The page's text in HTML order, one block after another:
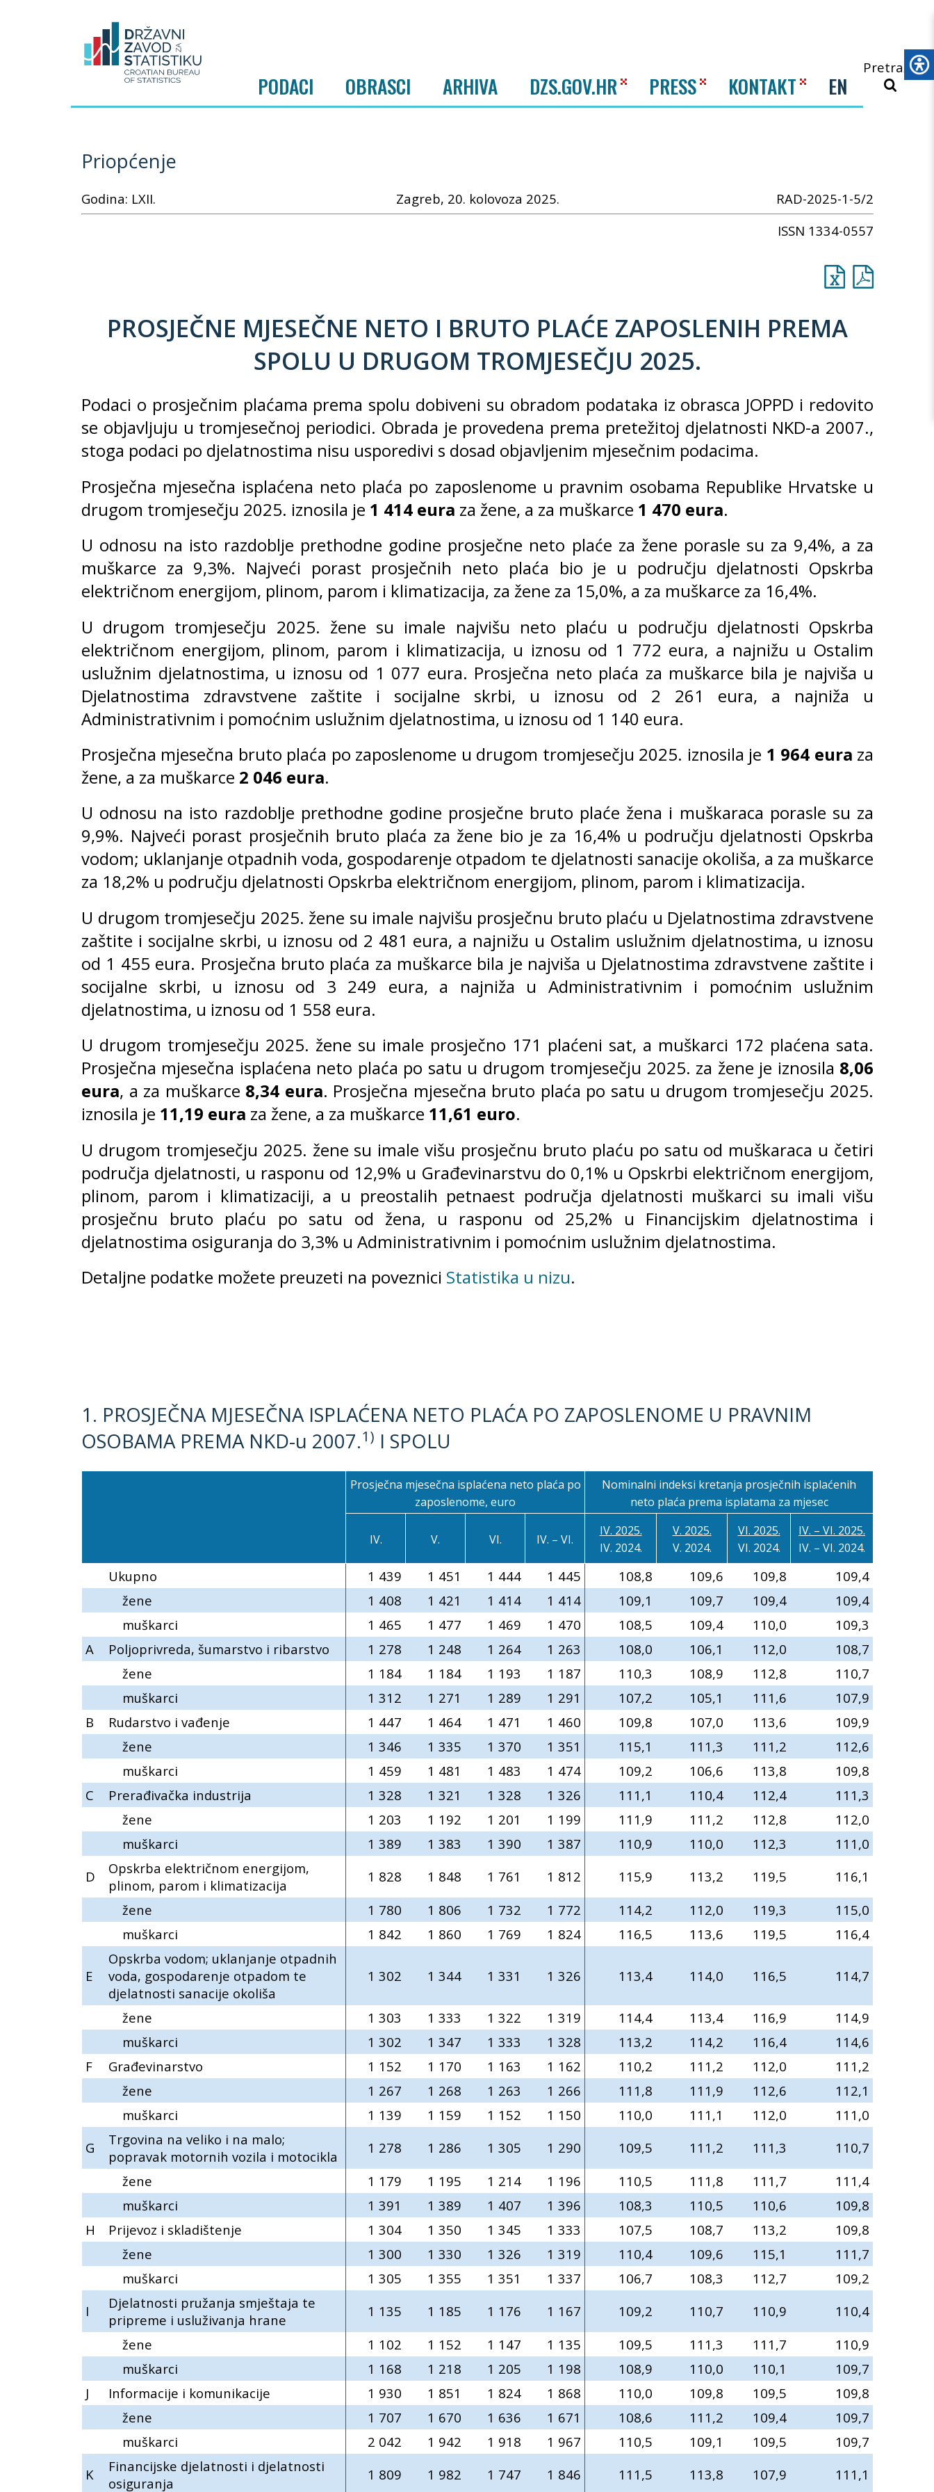
PODACI OBRASCI ARHIVA DZS.GOV.HR PRESS KONTAKT EN
Pretraži
Priopćenje
Godina: LXII. Zagreb, 20. kolovoza 2025.
RAD-2025-1-5/2
ISSN 1334-0557
PROSJEČNE MJESEČNE NETO I BRUTO PLAĆE ZAPOSLENIH PREMA
SPOLU U DRUGOM TROMJESEČJU 2025.
Podaci o prosječnim plaćama prema spolu dobiveni su obradom podataka iz obrasca JOPPD i redovito
se objavljuju u tromjesečnoj periodici. Obrada je provedena prema pretežitoj djelatnosti NKD-a 2007.,
stoga podaci po djelatnostima nisu usporedivi s dosad objavljenim mjesečnim podacima.
Prosječna mjesečna isplaćena neto plaća po zaposlenome u pravnim osobama Republike Hrvatske u
drugom tromjesečju 2025. iznosila je 1 414 eura za žene, a za muškarce 1 470 eura.
U odnosu na isto razdoblje prethodne godine prosječne neto plaće za žene porasle su za 9,4%, a za
muškarce za 9,3%. Najveći porast prosječnih neto plaća bio je u području djelatnosti Opskrba
električnom energijom, plinom, parom i klimatizacija, za žene za 15,0%, a za muškarce za 16,4%.
U drugom tromjesečju 2025. žene su imale najvišu neto plaću u području djelatnosti Opskrba
električnom energijom, plinom, parom i klimatizacija, u iznosu od 1 772 eura, a najnižu u Ostalim
uslužnim djelatnostima, u iznosu od 1 077 eura. Prosječna neto plaća za muškarce bila je najviša u
Djelatnostima zdravstvene zaštite i socijalne skrbi, u iznosu od 2 261 eura, a najniža u
Administrativnim i pomoćnim uslužnim djelatnostima, u iznosu od 1 140 eura.
Prosječna mjesečna bruto plaća po zaposlenome u drugom tromjesečju 2025. iznosila je 1 964 eura za
žene, a za muškarce 2 046 eura.
U odnosu na isto razdoblje prethodne godine prosječne bruto plaće žena i muškaraca porasle su za
9,9%. Najveći porast prosječnih bruto plaća za žene bio je za 16,4% u području djelatnosti Opskrba
vodom; uklanjanje otpadnih voda, gospodarenje otpadom te djelatnosti sanacije okoliša, a za muškarce
za 18,2% u području djelatnosti Opskrba električnom energijom, plinom, parom i klimatizacija.
U drugom tromjesečju 2025. žene su imale najvišu prosječnu bruto plaću u Djelatnostima zdravstvene
zaštite i socijalne skrbi, u iznosu od 2 481 eura, a najnižu u Ostalim uslužnim djelatnostima, u iznosu
od 1 455 eura. Prosječna bruto plaća za muškarce bila je najviša u Djelatnostima zdravstvene zaštite i
socijalne skrbi, u iznosu od 3 249 eura, a najniža u Administrativnim i pomoćnim uslužnim
djelatnostima, u iznosu od 1 558 eura.
U drugom tromjesečju 2025. žene su imale prosječno 171 plaćeni sat, a muškarci 172 plaćena sata.
Prosječna mjesečna isplaćena neto plaća po satu u drugom tromjesečju 2025. za žene je iznosila 8,06
eura, a za muškarce 8,34 eura. Prosječna mjesečna bruto plaća po satu u drugom tromjesečju 2025.
iznosila je 11,19 eura za žene, a za muškarce 11,61 euro.
U drugom tromjesečju 2025. žene su imale višu prosječnu bruto plaću po satu od muškaraca u četiri
područja djelatnosti, u rasponu od 12,9% u Građevinarstvu do 0,1% u Opskrbi električnom energijom,
plinom, parom i klimatizaciji, a u preostalih petnaest područja djelatnosti muškarci su imali višu
prosječnu bruto plaću po satu od žena, u rasponu od 25,2% u Financijskim djelatnostima i
djelatnostima osiguranja do 3,3% u Administrativnim i pomoćnim uslužnim djelatnostima.
Detaljne podatke možete preuzeti na poveznici Statistika u nizu.
1. PROSJEČNA MJESEČNA ISPLAĆENA NETO PLAĆA PO ZAPOSLENOME U PRAVNIM
OSOBAMA PREMA NKD-u 2007.1) I SPOLU
Prosječna mjesečna isplaćena neto plaća po
zaposlenome, euro
Nominalni indeksi kretanja prosječnih isplaćenih
neto plaća prema isplatama za mjesec
IV. V. VI. IV. – VI.
IV. 2025.
IV. 2024.
V. 2025.
V. 2024.
VI. 2025.
VI. 2024.
IV. – VI. 2025.
IV. – VI. 2024.
Ukupno 1 439 1 451 1 444 1 445 108,8 109,6 109,8
109,4
žene
1 408 1 421 1 414 1 414 109,1 109,7 109,4
109,4
muškarci
1 465 1 477 1 469 1 470 108,5 109,4 110,0
109,3
A
Poljoprivreda, šumarstvo i ribarstvo 1 278 1 248 1 264 1 263 108,0 106,1 112,0
108,7
žene
1 184 1 184 1 193 1 187 110,3 108,9 112,8
110,7
muškarci
1 312 1 271 1 289 1 291 107,2 105,1 111,6
107,9
B
Rudarstvo i vađenje 1 447 1 464 1 471 1 460 109,8 107,0 113,6
109,9
žene
1 346 1 335 1 370 1 351 115,1 111,3 111,2
112,6
muškarci
1 459 1 481 1 483 1 474 109,2 106,6 113,8
109,8
C
Prerađivačka industrija 1 328 1 321 1 328 1 326 111,1 110,4 112,4
111,3
žene
1 203 1 192 1 201 1 199 111,9 111,2 112,8
112,0
muškarci
1 389 1 383 1 390 1 387 110,9 110,0 112,3
111,0
D
Opskrba električnom energijom,
plinom, parom i klimatizacija
1 828 1 848 1 761 1 812 115,9 113,2 119,5
116,1
žene
1 780 1 806 1 732 1 772 114,2 112,0 119,3
115,0
muškarci
1 842 1 860 1 769 1 824 116,5 113,6 119,5 116,4
E
Opskrba vodom; uklanjanje otpadnih
voda, gospodarenje otpadom te
djelatnosti sanacije okoliša
1 302 1 344 1 331 1 326 113,4 114,0 116,5 114,7
žene 1 303 1 333 1 322 1 319 114,4 113,4 116,9
114,9
muškarci
1 302 1 347 1 333 1 328 113,2 114,2 116,4
114,6
F
Građevinarstvo 1 152 1 170 1 163 1 162 110,2 111,2 112,0
111,2
žene
1 267 1 268 1 263 1 266 111,8 111,9 112,6
112,1
muškarci
1 139 1 159 1 152 1 150 110,0 111,1 112,0
111,0
G
Trgovina na veliko i na malo;
popravak motornih vozila i motocikla
1 278 1 286 1 305 1 290 109,5 111,2 111,3
110,7
žene
1 179 1 195 1 214 1 196 110,5 111,8 111,7
111,4
muškarci
1 391 1 389 1 407 1 396 108,3 110,5 110,6
109,8
H
Prijevoz i skladištenje 1 304 1 350 1 345 1 333 107,5 108,7 113,2
109,8
žene
1 300 1 330 1 326 1 319 110,4 109,6 115,1
111,7
muškarci
1 305 1 355 1 351 1 337 106,7 108,3 112,7
109,2
I
Djelatnosti pružanja smještaja te
pripreme i usluživanja hrane
1 135 1 185 1 176 1 167 109,2 110,7 110,9
110,4
žene
1 102 1 152 1 147 1 135 109,5 111,3 111,7
110,9
muškarci
1 168 1 218 1 205 1 198 108,9 110,0 110,1
109,7
J
Informacije i komunikacije 1 930 1 851 1 824 1 868 110,0 109,8 109,5
109,8
žene
1 707 1 670 1 636 1 671 108,6 111,2 109,4
109,7
muškarci
2 042 1 942 1 918 1 967 110,5 109,1 109,5
109,7
K
Financijske djelatnosti i djelatnosti
osiguranja
1 809 1 982 1 747 1 846 111,5 113,8 107,9 111,1